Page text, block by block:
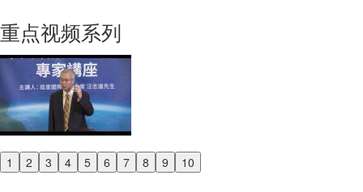
重点视频系列
1 2 3 4 5 6 7 8 9 10
Previous